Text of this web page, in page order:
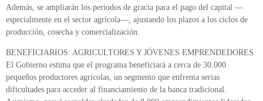
Además, se ampliarán los periodos de gracia para el pago del capital —
especialmente en el sector agrícola—, ajustando los plazos a los ciclos de
producción, cosecha y comercialización.
BENEFICIARIOS: AGRICULTORES Y JÓVENES EMPRENDEDORES
El Gobierno estima que el programa beneficiará a cerca de 30.000
pequeños productores agrícolas, un segmento que enfrenta serias
dificultades para acceder al financiamiento de la banca tradicional.